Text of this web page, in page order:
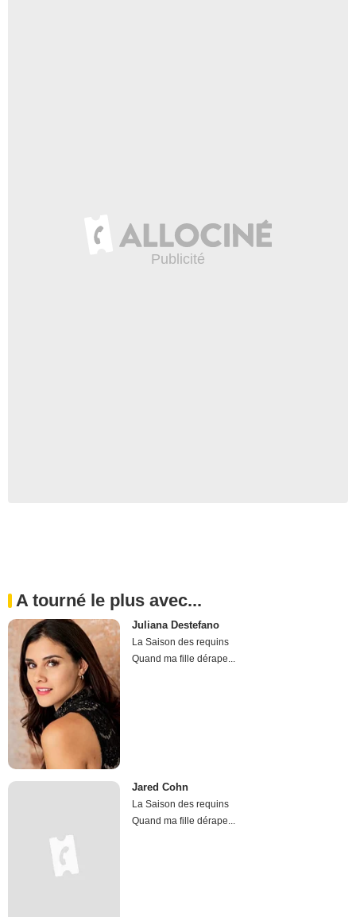
A tourné le plus avec...
Juliana Destefano
La Saison des requins
Quand ma fille dérape...
Jared Cohn
La Saison des requins
Quand ma fille dérape...